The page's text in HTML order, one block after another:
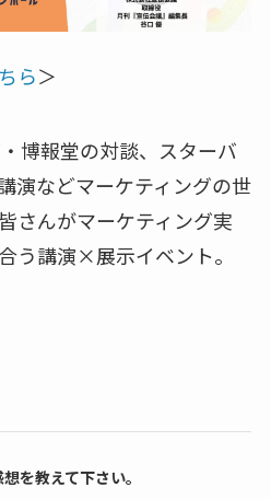
ら＞
博報堂の対談、スターバ
演などマーケティングの世
さんがマーケティング実
う講演×展示イベント。
を教えて下さい。